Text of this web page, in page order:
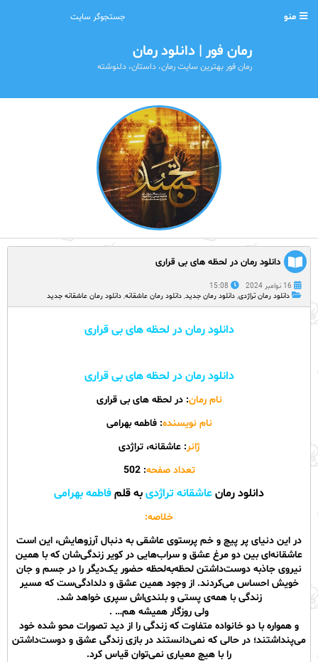
منو
رمان فور | دانلود رمان
رمان فور بهترین سایت رمان، داستان، دلنوشته
دانلود رمان در لحظه‌ های بی‌ قراری
16 نوامبر 2024
15:08
دانلود رمان تراژدی, دانلود رمان جدید, دانلود رمان عاشقانه, دانلود رمان عاشقانه جدید
دانلود رمان در لحظه‌ های بی‌ قراری
دانلود رمان در لحظه‌ های بی‌ قراری
نام رمان: در لحظه های بی قراری
نام نویسنده: فاطمه بهرامی
ژانر: عاشقانه، تراژدی
تعداد صفحه: 502
دانلود رمانعاشقانه تراژدیبه قلمفاطمه بهرامی
خلاصه:
در این دنیای پر پیچ و خم پرستوی عاشقی به دنبال آرزوهایش، این است
عاشقانه‌ای بین دو مرغ عشق و سراب‌هایی در کویر زندگی‌شان که با همین
نیروی جاذبه دوست‌داشتن لحظه‌به‌لحظه حضور یک‌دیگر را در جسم و جان
خویش احساس می‌کردند. از وجود همین عشق و دلدادگی‌ست که مسیر
زندگی با همه‌ی پستی و بلندی‌اش سپری خواهد شد.
ولی روزگار همیشه هم… .
و همواره با دو خانواده متفاوت که زندگی را از دید تصورات محو شده خود
می‌پنداشتند؛ در حالی که نمی‌دانستند در بازی زندگی عشق و دوست‌داشتن
را با هیچ معیاری نمی‌توان قیاس کرد.